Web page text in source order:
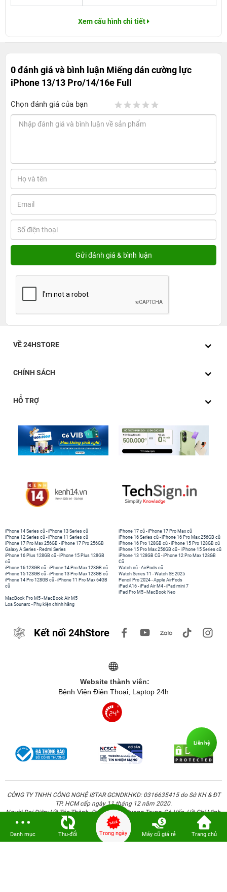
Xem cấu hình chi tiết
0 đánh giá và bình luận Miếng dán cường lực
iPhone 13/13 Pro/14/16e Full
Chọn đánh giá của bạn
VỀ 24HSTORE
CHÍNH SÁCH
HỖ TRỢ
iPhone 14 Series cũ -iPhone 13 Series cũ
iPhone 12 Series cũ -iPhone 11 Series cũ
iPhone 17 Pro Max 256GB -iPhone 17 Pro 256GB
Galaxy A Series - Redmi Series
iPhone 17 cũ -iPhone 17 Pro Max cũ
iPhone 16 Series cũ - iPhone 16 Pro Max 256GB cũ
iPhone 16 Pro 128GB cũ -iPhone 15 Pro 128GB cũ
iPhone 15 Pro Max 256GB cũ - iPhone 15 Series cũ
iPhone 16 Plus 128GB cũ -iPhone 15 Plus 128GB
cũ
iPhone 16 128GB cũ -iPhone 14 Pro Max 128GB cũ
iPhone 15 128GB cũ -iPhone 13 Pro Max 128GB cũ
iPhone 14 Pro 128GB cũ -iPhone 11 Pro Max 64GB
cũ
iPhone 13 128GB Cũ -iPhone 12 Pro Max 128GB
Cũ
Watch cũ -AirPods cũ
Watch Series 11 -Watch SE 2025
Pencil Pro 2024 -Apple AirPods
iPad A16 -iPad Air M4 -iPad mini 7
iPad Pro M5 - MacBook Neo
MacBook Pro M5 - MacBook Air M5
Loa Sounarc - Phụ kiện chính hãng
Kết nối 24hStore
Website thành viên:
Bệnh Viện Điện Thoại, Laptop 24h
CÔNG TY TNHH CÔNG NGHỆ ISTAR GCNDKHKD: 0316635415 do Sở KH & ĐT
TP. HCM cấp ngày 11 tháng 12 năm 2020.
Người Đại Diện: Hồ Tác Thành. Địa chỉ: 389 Quang Trung, Gò Vấp, Hồ Chí Minh.
Danh mục Thu-đổi Trong ngày Máy cũ giá rẻ Trang chủ
Liên hệ